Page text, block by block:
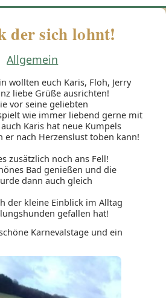
der sich lohnt!
Allgemein
wollten euch Karis, Floh, Jerry
liebe Grüße ausrichten!
vor seine geliebten
wie immer liebend gerne mit
Karis hat neue Kumpels
er nach Herzenslust toben kann!
zusätzlich noch ans Fell!
Bad genießen und die
dann auch gleich
der kleine Einblick im Alltag
gefallen hat!
Karnevalstage und ein